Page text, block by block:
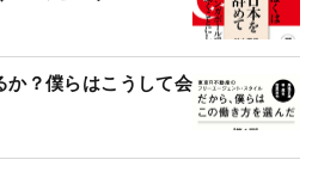
か？僕らはこうして会